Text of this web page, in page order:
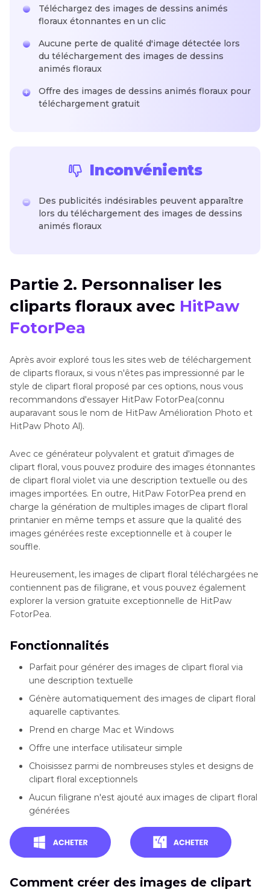
Téléchargez des images de dessins animés
floraux étonnantes en un clic
Aucune perte de qualité d'image détectée lors
du téléchargement des images de dessins
animés floraux
Offre des images de dessins animés floraux pour
téléchargement gratuit
Inconvénients
Des publicités indésirables peuvent apparaître
lors du téléchargement des images de dessins
animés floraux
Partie 2. Personnaliser les
cliparts floraux avec HitPaw
FotorPea
Après avoir exploré tous les sites web de téléchargement
de cliparts floraux, si vous n'êtes pas impressionné par le
style de clipart floral proposé par ces options, nous vous
recommandons d'essayer HitPaw FotorPea(connu
auparavant sous le nom de HitPaw Amélioration Photo et
HitPaw Photo Al).
Avec ce générateur polyvalent et gratuit d'images de
clipart floral, vous pouvez produire des images étonnantes
de clipart floral violet via une description textuelle ou des
images importées. En outre, HitPaw FotorPea prend en
charge la génération de multiples images de clipart floral
printanier en même temps et assure que la qualité des
images générées reste exceptionnelle et à couper le
souffle.
Heureusement, les images de clipart floral téléchargées ne
contiennent pas de filigrane, et vous pouvez également
explorer la version gratuite exceptionnelle de HitPaw
FotorPea.
Fonctionnalités
Parfait pour générer des images de clipart floral via
une description textuelle
Génère automatiquement des images de clipart floral
aquarelle captivantes.
Prend en charge Mac et Windows
Offre une interface utilisateur simple
Choisissez parmi de nombreuses styles et designs de
clipart floral exceptionnels
Aucun filigrane n'est ajouté aux images de clipart floral
générées
Comment créer des images de clipart